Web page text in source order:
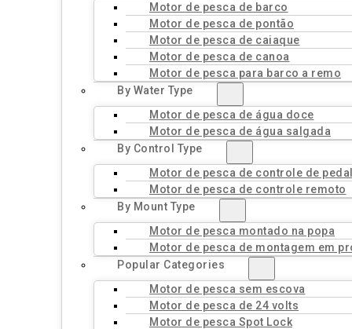
Motor de pesca de barco
Motor de pesca de pontão
Motor de pesca de caiaque
Motor de pesca de canoa
Motor de pesca para barco a remo
By Water Type
Motor de pesca de água doce
Motor de pesca de água salgada
By Control Type
Motor de pesca de controle de
Motor de pesca de controle remoto
By Mount Type
Motor de pesca montado na popa
Motor de pesca de montagem em
Popular Categories
Motor de pesca sem escova
Motor de pesca de 24 volts
Motor de pesca Spot Lock